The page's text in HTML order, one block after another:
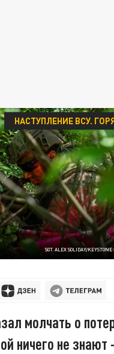
SGT. ALEX SOLIDAY/KEYSTONE
НАСТУПЛЕНИЕ ВСУ.
молчать о
ничего не знают